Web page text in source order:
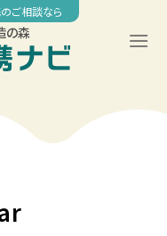
ご相談なら
の森